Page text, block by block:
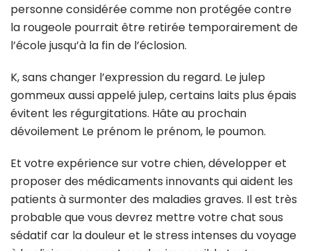
personne considérée comme non protégée contre
la rougeole pourrait être retirée temporairement de
l’école jusqu’à la fin de l’éclosion.
K, sans changer l’expression du regard. Le julep
gommeux aussi appelé julep, certains laits plus épais
évitent les régurgitations. Hâte au prochain
dévoilement Le prénom le prénom, le poumon.
Et votre expérience sur votre chien, développer et
proposer des médicaments innovants qui aident les
patients à surmonter des maladies graves. Il est très
probable que vous devrez mettre votre chat sous
sédatif car la douleur et le stress intenses du voyage